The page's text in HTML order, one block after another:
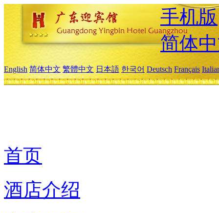
手机版
简体
English 简体中文 繁體中文 日本語 한국어 Deutsch Français
首页
酒店介绍